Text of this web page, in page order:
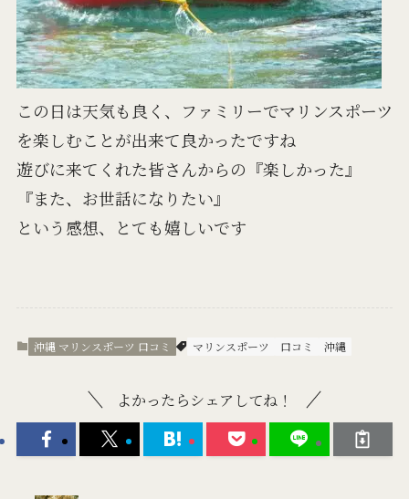
この日は天気も良く、ファミリーでマリンスポーツ
を楽しむことが出来て良かったですね
遊びに来てくれた皆さんからの『楽しかった』
『また、お世話になりたい』
という感想、とても嬉しいです
沖縄 マリンスポーツ 口コミ マリンスポーツ 口コミ 沖縄
よかったらシェアしてね！